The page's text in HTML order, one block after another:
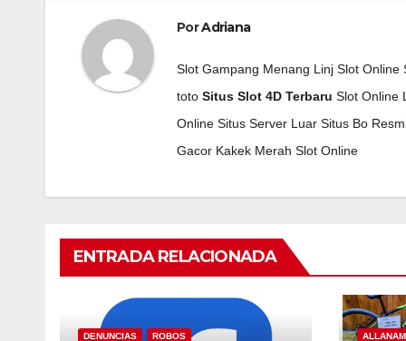
PorAdriana
Slot Gampang Menang Linj Slot Online
toto Situs Slot 4D Terbaru Slot Online
Online Situs Server Luar Situs Bo
Gacor Kakek Merah Slot Online
ENTRADA RELACIONADA
DENUNCIAS ROBOS